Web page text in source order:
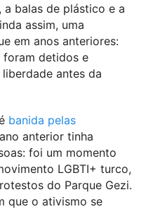
a balas de plástico e a
assim, uma
em anos anteriores:
foram detidos e
antes da
banida pelas
anterior tinha
foi um momento
LGBTI+ turco,
do Parque Gezi.
que o ativismo se